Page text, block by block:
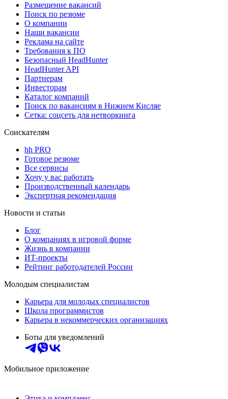
Размещение вакансий
Поиск по резюме
О компании
Наши вакансии
Реклама на сайте
Требования к ПО
Безопасный HeadHunter
HeadHunter API
Партнерам
Инвесторам
Каталог компаний
Поиск по вакансиям в Нижнем Кисляе
Сетка: соцсеть для нетворкинга
Соискателям
hh PRO
Готовое резюме
Все сервисы
Хочу у вас работать
Производственный календарь
Экспертная рекомендация
Новости и статьи
Блог
О компаниях в игровой форме
Жизнь в компании
ИТ-проекты
Рейтинг работодателей России
Молодым специалистам
Карьера для молодых специалистов
Школа программистов
Карьера в некоммерческих организациях
Боты для уведомлений
Мобильное приложение